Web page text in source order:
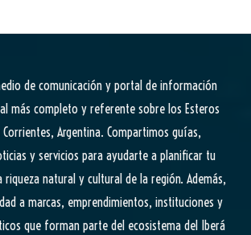
de comunicación y portal de información
más completo y referente sobre los Esteros
Argentina. Compartimos guías,
y servicios para ayudarte a planificar tu
riqueza natural y cultural de la región. Además,
a marcas, emprendimientos, instituciones y
que forman parte del ecosistema del Iberá